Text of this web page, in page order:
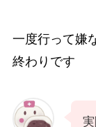
一度行って嫌
終わりです